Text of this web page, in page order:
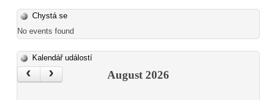
Chystá se
No events found
Kalendář událostí
‹ › August 2026